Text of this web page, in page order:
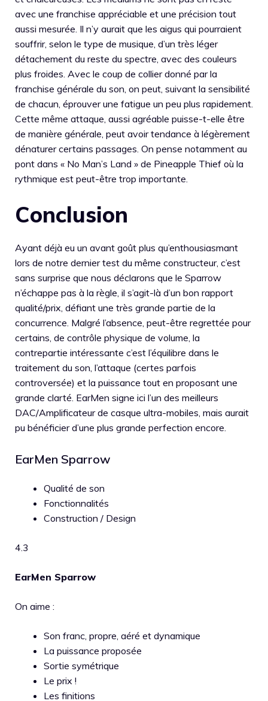
avec une franchise appréciable et une précision tout
aussi mesurée. Il n’y aurait que les aigus qui pourraient
souffrir, selon le type de musique, d’un très léger
détachement du reste du spectre, avec des couleurs
plus froides. Avec le coup de collier donné par la
franchise générale du son, on peut, suivant la sensibilité
de chacun, éprouver une fatigue un peu plus rapidement.
Cette même attaque, aussi agréable puisse-t-elle être
de manière générale, peut avoir tendance à légèrement
dénaturer certains passages. On pense notamment au
pont dans « No Man’s Land » de Pineapple Thief où la
rythmique est peut-être trop importante.
Conclusion
Ayant déjà eu un avant goût plus qu’enthousiasmant
lors de notre dernier test du même constructeur, c’est
sans surprise que nous déclarons que le Sparrow
n’échappe pas à la règle, il s’agit-là d’un bon rapport
qualité/prix, défiant une très grande partie de la
concurrence. Malgré l’absence, peut-être regrettée pour
certains, de contrôle physique de volume, la
contrepartie intéressante c’est l’équilibre dans le
traitement du son, l’attaque (certes parfois
controversée) et la puissance tout en proposant une
grande clarté. EarMen signe ici l’un des meilleurs
DAC/Amplificateur de casque ultra-mobiles, mais aurait
pu bénéficier d’une plus grande perfection encore.
EarMen Sparrow
Qualité de son
Fonctionnalités
Construction / Design
4.3
EarMen Sparrow
On aime :
Son franc, propre, aéré et dynamique
La puissance proposée
Sortie symétrique
Le prix !
Les finitions